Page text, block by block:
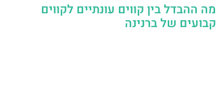
מה ההבדל בין קווים עונתיים לקווים
קבועים של ברנינה